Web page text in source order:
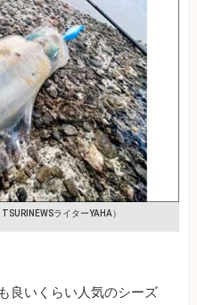
TSURINEWSライターYAHA）
良いくらい人気のシーズ